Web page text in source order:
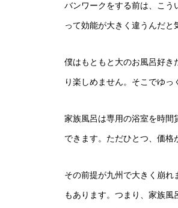
バンワークをする前は、こう
って効能が大きく違うんだと
僕はもともと大のお風呂好き
り楽しめません。そこでゆっ
家族風呂は専用の浴室を時間
できます。ただひとつ、価格
その前提が九州で大きく崩
もあります。つまり、家族